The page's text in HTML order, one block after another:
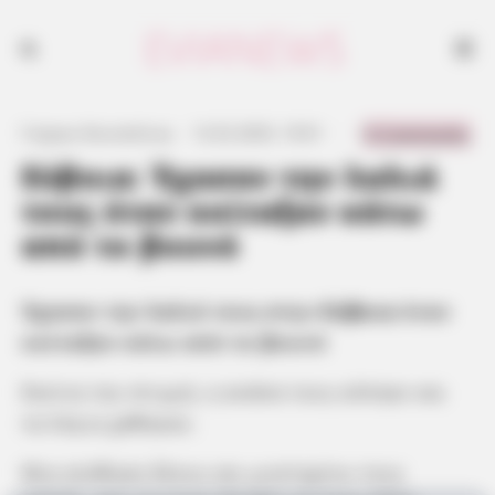
Εύβοια: Έχασαν την λαλιά
τους όταν κοίταξαν κάτω
από το βουνό
Έχασαν την λαλιά τους στην Εύβοια